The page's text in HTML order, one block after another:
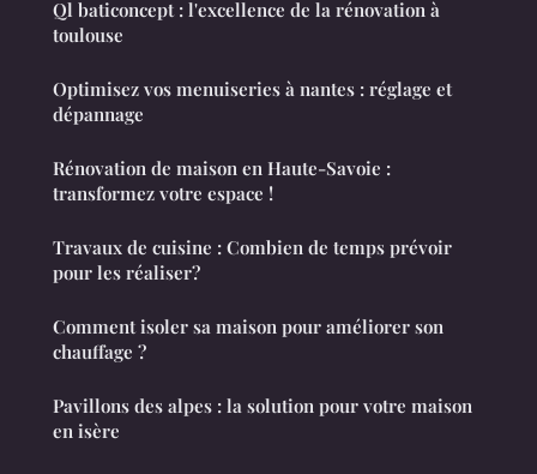
Ql baticoncept : l'excellence de la rénovation à
toulouse
Optimisez vos menuiseries à nantes : réglage et
dépannage
Rénovation de maison en Haute-Savoie :
transformez votre espace !
Travaux de cuisine : Combien de temps prévoir
pour les réaliser?
Comment isoler sa maison pour améliorer son
chauffage ?
Pavillons des alpes : la solution pour votre maison
en isère